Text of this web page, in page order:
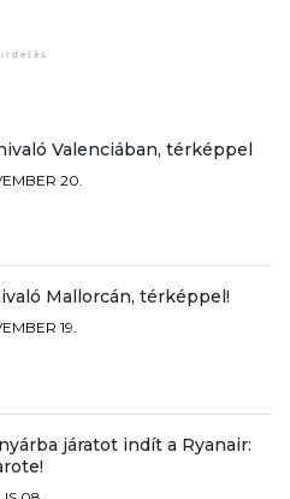
Valenciában, térképpel
20.
Mallorcán, térképpel!
19.
járatot indít a Ryanair: